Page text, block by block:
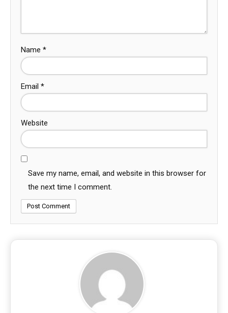
Name *
Email *
Website
Save my name, email, and website in this browser for
the next time I comment.